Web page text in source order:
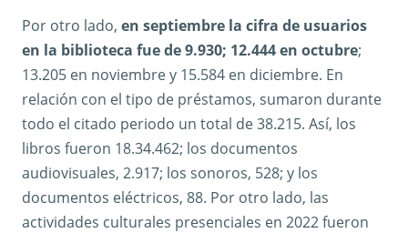
Por otro lado, en septiembre la cifra de usuarios
en la biblioteca fue de 9.930; 12.444 en octubre;
13.205 en noviembre y 15.584 en diciembre. En
relación con el tipo de préstamos, sumaron durante
todo el citado periodo un total de 38.215. Así, los
libros fueron 18.34.462; los documentos
audiovisuales, 2.917; los sonoros, 528; y los
documentos eléctricos, 88. Por otro lado, las
actividades culturales presenciales en 2022 fueron